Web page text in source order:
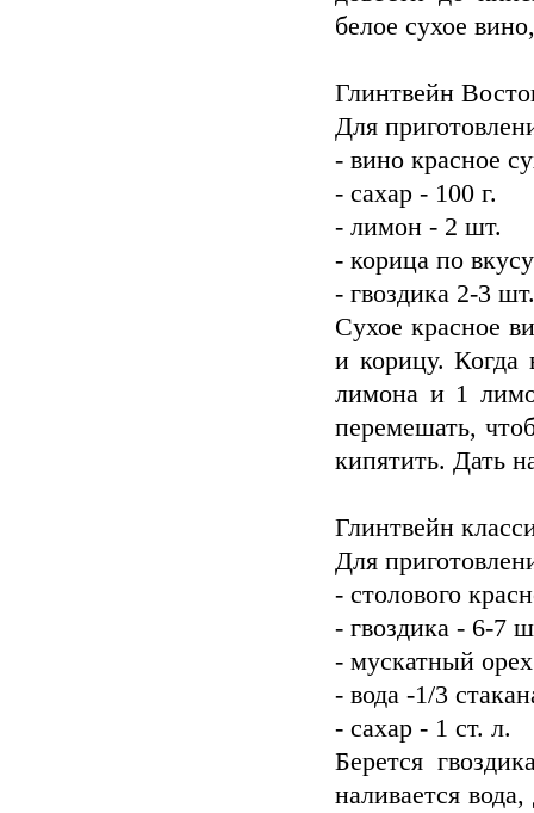
белое сухое
Глинтвейн
Для
- вино красное
- сахар - 100 г.
- лимон - 2 шт.
- корица по вкусу
- гвоздика 2-3 шт.
Cухое красное
и корицу. Когда
лимона и 1
перемешать,
кипятить. Дать
Глинтвейн
Для
- столового
- гвоздика - 6-7
- мускатный
- вода -1/3
- сахар - 1 ст. л.
Берется
наливается